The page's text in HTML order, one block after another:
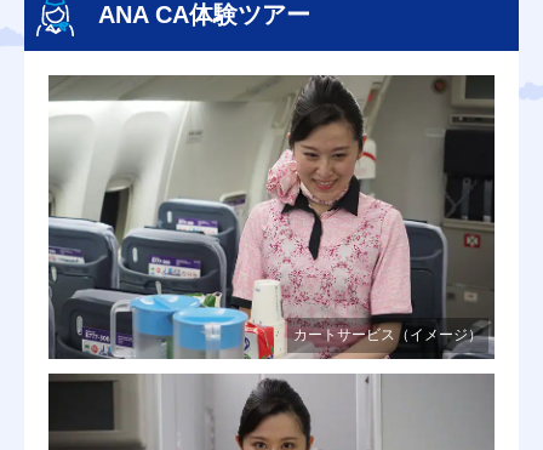
ANA CA体験ツアー
カートサービス（イメージ）